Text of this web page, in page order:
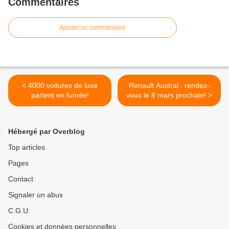
Ajouter un commentaire
< 4000 voitures de luxe
partent en fumée!
Renault Austral : rendez-
vous le 8 mars prochain! >
Hébergé par Overblog
Top articles
Pages
Contact
Signaler un abus
C.G.U.
Cookies et données personnelles